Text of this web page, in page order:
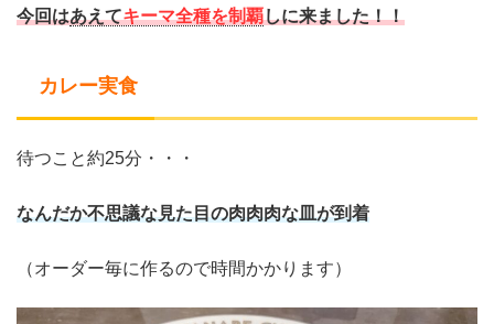
今回はあえてキーマ全種を制覇しに来ました！！
カレー実食
待つこと約25分・・・
なんだか不思議な見た目の肉肉肉な皿が到着
（オーダー毎に作るので時間かかります）